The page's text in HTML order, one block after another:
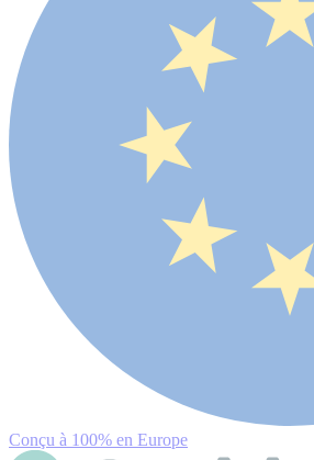
Conçu à 100% en Europe